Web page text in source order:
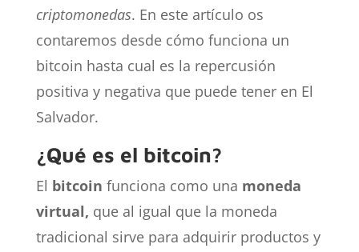
criptomonedas. En este artículo os
contaremos desde cómo funciona un
bitcoin hasta cual es la repercusión
positiva y negativa que puede tener en El
Salvador.
¿Qué es el bitcoin?
El bitcoin funciona como una moneda
virtual, que al igual que la moneda
tradicional sirve para adquirir productos y